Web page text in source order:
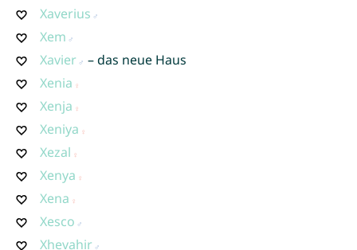
Xaverius
Xem
Xavier
– das neue Haus
Xenia
Xenja
Xeniya
Xezal
Xenya
Xena
Xesco
Xhevahir